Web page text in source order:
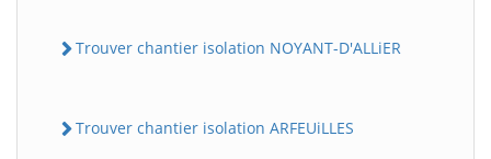
Trouver chantier isolation NOYANT-D'ALLiER
Trouver chantier isolation ARFEUiLLES